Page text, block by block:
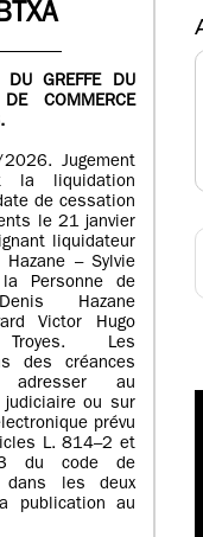
DU GREFFE DU
DE COMMERCE
Jugement
la liquidation
de cessation
le 21 janvier
liquidateur
Hazane – Sylvie
Personne de
Hazane
Victor Hugo
Les
des créances
au
judiciaire ou sur
prévu
L. 814–2 et
du code de
dans les deux
publication au